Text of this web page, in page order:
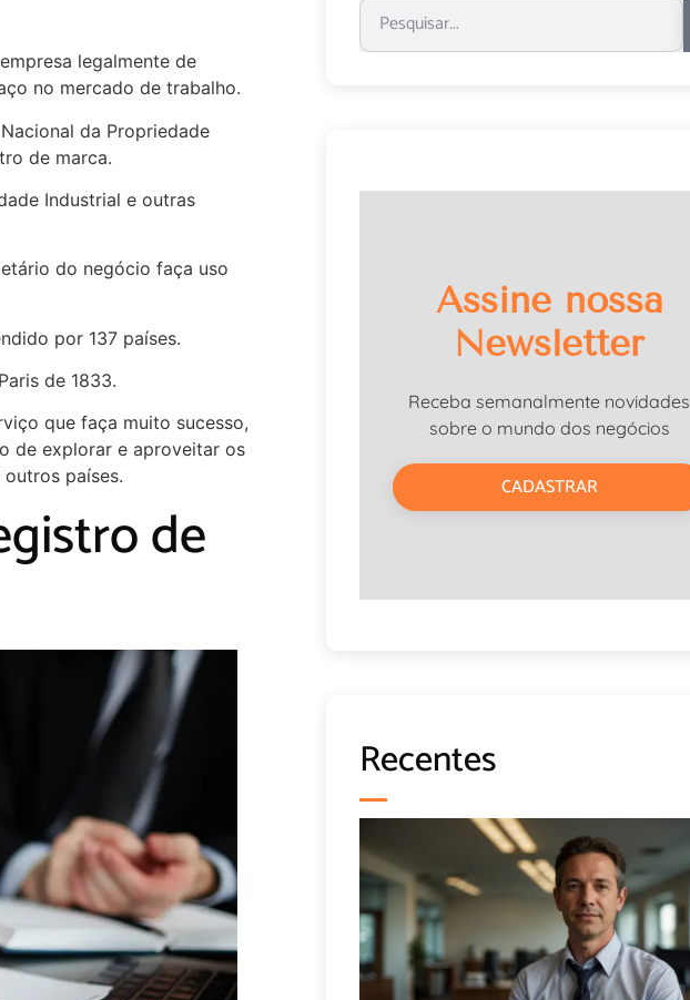
legalmente de
no mercado de trabalho.
da Propriedade
de marca.
Industrial e outras
do negócio faça uso
por 137 países.
de 1833.
que faça muito sucesso,
de explorar e aproveitar os
países.
de
Assine nossa
Newsletter
Receba semanalmente novidades
sobre o mundo dos negócios
CADASTRAR
Recentes